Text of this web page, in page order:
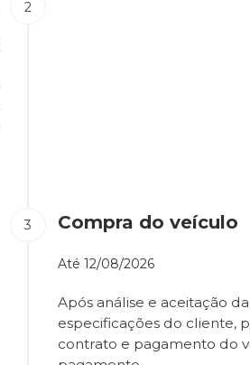
Compra do veículo
Até 12/08/2026
Após análise e aceitação
especificações do cliente,
contrato e pagamento do